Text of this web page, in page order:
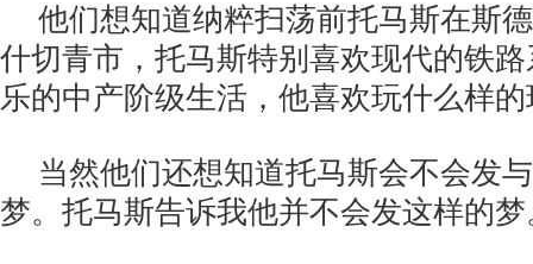
他们想知道纳粹扫荡前托马斯在斯
什切青市，托马斯特别喜欢现代的铁
乐的中产阶级生活，他喜欢玩什么样
当然他们还想知道托马斯会不会发
梦。托马斯告诉我他并不会发这样的梦